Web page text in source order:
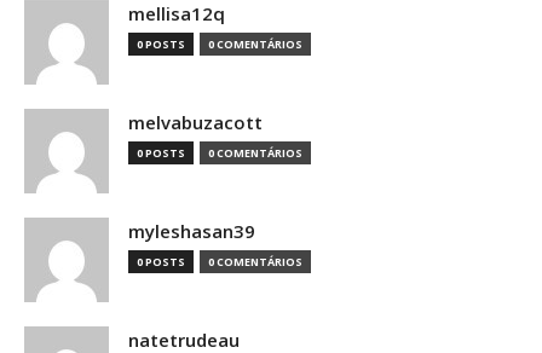
mellisa12q
0 POSTS 0 COMENTÁRIOS
melvabuzacott
0 POSTS 0 COMENTÁRIOS
myleshasan39
0 POSTS 0 COMENTÁRIOS
natetrudeau